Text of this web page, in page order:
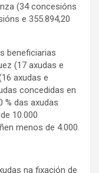
(34 concesións
e 355.894,20
beneficiarias
(17 axudas e
axudas e
concedidas en
% das axudas
10.000
menos de 4.000.
na fixación de